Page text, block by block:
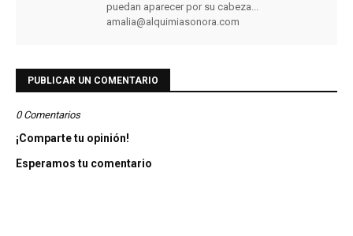
puedan aparecer por su cabeza...
amalia@alquimiasonora.com
PUBLICAR UN COMENTARIO
0 Comentarios
¡Comparte tu opinión!
Esperamos tu comentario